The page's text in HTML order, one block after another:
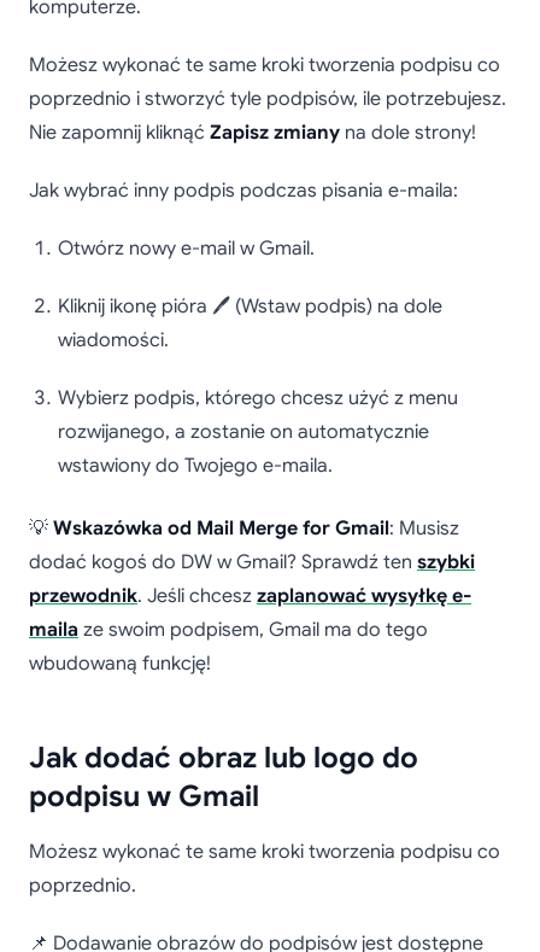
komputerze.
Możesz wykonać te same kroki tworzenia podpisu co
poprzednio i stworzyć tyle podpisów, ile potrzebujesz.
Nie zapomnij kliknąć Zapisz zmiany na dole strony!
Jak wybrać inny podpis podczas pisania e-maila:
Otwórz nowy e-mail w Gmail.
Kliknij ikonę pióra 🖊️ (Wstaw podpis) na dole
wiadomości.
Wybierz podpis, którego chcesz użyć z menu
rozwijanego, a zostanie on automatycznie
wstawiony do Twojego e-maila.
💡 Wskazówka od Mail Merge for Gmail: Musisz
dodać kogoś do DW w Gmail? Sprawdź ten szybki
przewodnik. Jeśli chcesz zaplanować wysyłkę e-
maila ze swoim podpisem, Gmail ma do tego
wbudowaną funkcję!
Jak dodać obraz lub logo do
podpisu w Gmail
Możesz wykonać te same kroki tworzenia podpisu co
poprzednio.
📌 Dodawanie obrazów do podpisów jest dostępne